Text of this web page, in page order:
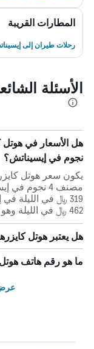
المطارات القريبة
رحلات طيران إلى
الأسئلة
نجوم في إيسيناتش؟
يكون سعر هوتل
مصنف 4 نجوم
319 ﷼ في الليلة
462 ﷼ في الليلة وهو أرخص بنسبة 44% وسطياً في إيسيناتش.
هل يعتبر هوتل
ما هو رقم هاتف
عرض